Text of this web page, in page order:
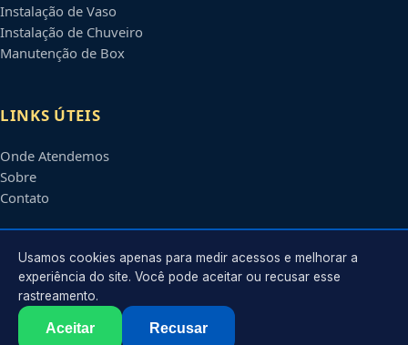
Instalação de Vaso
Instalação de Chuveiro
Manutenção de Box
LINKS ÚTEIS
Onde Atendemos
Sobre
Contato
CONTATO
Atendimento em
contato@encanadoremanapolis.com.br
Usamos cookies apenas para medir acessos e melhorar a
experiência do site. Você pode aceitar ou recusar esse
rastreamento.
Aceitar Recusar